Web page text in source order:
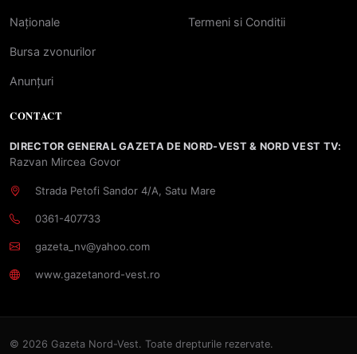
Naționale
Bursa zvonurilor
Anunțuri
Termeni si Conditii
CONTACT
DIRECTOR GENERAL GAZETA DE NORD-VEST & NORD VEST TV:
Razvan Mircea Govor
Strada Petofi Sandor 4/A, Satu Mare
0361-407733
gazeta_nv@yahoo.com
www.gazetanord-vest.ro
© 2026 Gazeta Nord-Vest. Toate drepturile rezervate.